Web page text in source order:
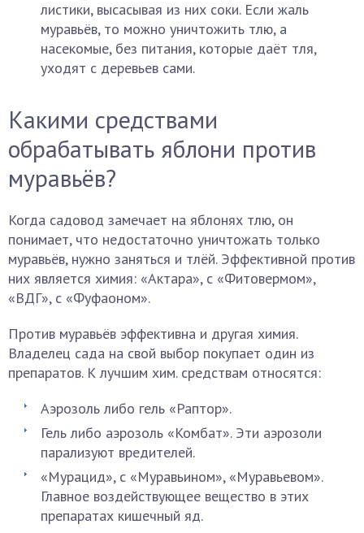
листики, высасывая из них соки. Если жаль
муравьёв, то можно уничтожить тлю, а
насекомые, без питания, которые даёт тля,
уходят с деревьев сами.
Какими средствами
обрабатывать яблони против
муравьёв?
Когда садовод замечает на яблонях тлю, он
понимает, что недостаточно уничтожать только
муравьёв, нужно заняться и тлёй. Эффективной против
них является химия: «Актара», c «Фитовермом»,
«ВДГ», c «Фуфаоном».
Против муравьёв эффективна и другая химия.
Владелец сада на свой выбор покупает один из
препаратов. К лучшим хим. средствам относятся:
Аэрозоль либо гель «Раптор».
Гель либо аэрозоль «Комбат». Эти аэрозоли
парализуют вредителей.
«Мурацид», с «Муравьином», «Муравьевом».
Главное воздействующее вещество в этих
препаратах кишечный яд.